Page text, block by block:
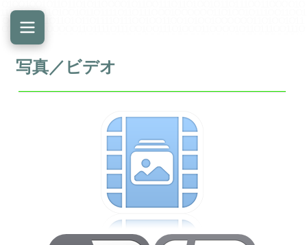
1 1 1 O 1 O O O 1 1 O 1 O O 1 O 1 1 O 1 1 1 1 O 1 1 O 1 1 1 O O O 1 O O O O O O 1 1 O 1 O O 1 O 1 1 1 O O 1 1 O O 1
O O O O O O 1 1 O 1 1 O 1 O 1 1 O 1 1 1 1 O 1 1 1 O O 1 O O 1 1 O O 1 O 1 O O 1 O O O O O O 1 1 O 1 O O 1 O 1 1
O 1 1 O 1 O 1 1 1 O O O O O 1 1 O 1 1 1 1 O 1 1 1 O O 1 O O 1 1 1 O 1 O O O 1 1 O O O O 1 O 1 1 O 1 1 1 O O 1 1 1 O
1 O O O O 1 O O O O O O 1 1 1 O 1 O O O 1 1 O 1 O O O O 1 1 O O O O 1 O 1 1 O 1 1 1 O O O 1 O O O O O O 1 1
O 1 O 1 1 O 1 1 O 1 1 1 O O 1 1 O 1 1 1 1 O 1 1 1 O 1 1 1 O 1 1 O 1 1 O O O 1 1 O O 1 O 1 O 1 1 O O 1 O O O 1 1 O O 1
O O O 1 1 O 1 O 1 1 O 1 1 O 1 1 1 O O 1 1 O 1 1 1 1 O 1 1 1 O 1 1 1 O 1 1 O 1 1 O O O 1 1 O O 1 O 1 O 1 1 O O 1 O O O
1 1 O O 1 1 1 O 1 1 O O 1 O 1 O O 1 O O O O O O 1 1 O 1 O O 1 O 1 1 1 O O 1 1 O O 1 O O O O O O 1 1 O 1 1 O O O
1 1 O 1 O O 1 O 1 1 O 1 1 O 1 O 1 1 O 1 O O 1 O 1 1 1 O 1 O O O 1 1 O O 1 O 1 O 1 1 O O 1 O O O O 1 O O O O O O
O 1 1 1 O 1 1 1 O 1 1 O O 1 O 1 O O 1 O O O O O O 1 1 O 1 1 1 O O 1 1 O 1 1 1 1 O 1 1 1 O 1 1 1 O O 1 O O O O O O 1
O O 1 1 O 1 1 1 O 1 O O O 1 1 O O O O 1 O 1 1 O 1 1 1 O O 1 1 O O 1 O O O O 1 O 1 1 O O O O 1 O O O O O O 1 1 1
O 1 1 1 O 1 1 O 1 O O O O 1 1 O 1 O O 1 O 1 1 O 1 1 O O O 1 1 O O 1 O 1 O O 1 O O O O O O 1 1 O 1 O O 1 O 1 1 O
1 1 O 1 O 1 1 O O O O 1 O 1 1 O O 1 1 1 O 1 1 O 1 O O 1 O 1 1 O 1 1 1 O O 1 1 O O O O 1 O 1 1 1 O 1 O O O 1 1 O 1 O
O 1 O 1 1 O 1 1 1 1 O 1 1 O 1 1 1 O O O 1 O O O O O O 1 1 O O 1 O 1 O 1 1 O 1 1 O 1 O 1 1 O O O 1 O O 1 1 1 O O 1
O O 1 1 O O O O 1 O 1 1 O O O 1 1 O 1 1 O O 1 O 1 O 1 1 1 O O 1 1 O O 1 O O O O O O 1 1 1 O 1 O O O 1 1 O 1 O O
O O 1 1 O O 1 O 1 O O 1 O O O O O O 1 1 O O 1 O 1 O 1 1 O 1 1 1 O O 1 1 1 O 1 O O O 1 1 O 1 O O 1 O 1 1 1 O O 1
O O 1 1 O O 1 O 1 O O 1 O O O O O O 1 1 1 O 1 1 1 O 1 1 O 1 1 1 1 O 1 1 1 O O 1 O O 1 1 O 1 1 O O O 1 1 O O 1 O O
O O 1 O 1 1 O O O O 1 O O O O O O 1 1 O O O O 1 O 1 1 O 1 1 1 O O 1 1 O O 1 O O O O 1 O O O O O O 1 1 O O O
O 1 O 1 1 O 1 1 O O O 1 1 O 1 1 O O O O 1 O O O O O O 1 1 1 O 1 O O O 1 1 O 1 O O O O 1 1 O O 1 O 1 O 1 1 1 O O
1 O O 1 1 O O 1 O 1 O O 1 O O O O O O 1 1 O O 1 O 1 O 1 1 1 O 1 1 O O 1 1 O O 1 O 1 O 1 1 1 O O 1 O O O 1 O O O
O O O 1 1 1 O 1 1 1 O 1 1 O 1 O O 1 O 1 1 O 1 1 O O O 1 1 O 1 1 O O O O 1 O O O O O O 1 1 O O O 1 O O 1 1 O O 1
O 1 O O 1 O O O O O O 1 1 1 O 1 O O O 1 1 O 1 1 1 1 O O 1 O O O O O O 1 1 O 1 O 1 1 O 1 1 O 1 1 1 O O 1 1 O 1 1 1
1 O 1 1 1 O 1 1 1 O O 1 O O O O O O 1 1 O O O O 1 O 1 1 O 1 1 1 O O 1 1 O O 1 O O O O 1 O O O O O O 1 1 1 O 1 O
1 O 1 1 O 1 1 1 O O 1 1 O O 1 O O O 1 1 O O 1 O 1 O 1 1 1 O O 1 O O 1 1 1 O O 1 1 O 1 1 1 O 1 O O O 1 1 O O
写真／ビデオ